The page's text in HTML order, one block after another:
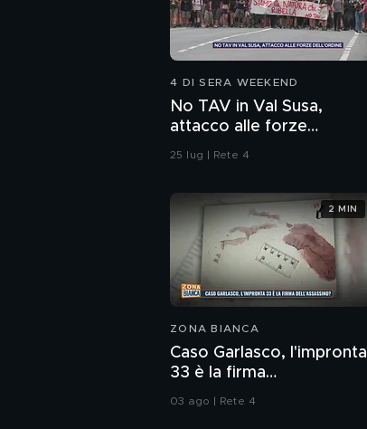
4 DI SERA WEEKEND
No TAV in Val Susa,
attacco alle forze
dell'ordine
25 lug | Rete 4
ZONA BIANCA
Caso Garlasco, l'impronta
33 è la firma
dell'assassino?
03 ago | Rete 4
2 MIN